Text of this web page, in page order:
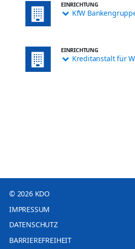
EINRICHTUNG
KfW
EINRICHTUNG
Kreditanstalt für
© 2026 KDO
IMPRESSUM
DATENSCHUTZ
BARRIEREFREIHEIT